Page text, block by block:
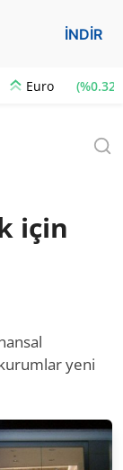
İNDİR
Euro (%0.32)
için
kurumlar yeni